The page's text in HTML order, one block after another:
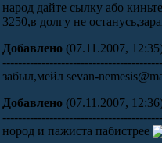
народ дайте сылку або
3250,в долгу не
Добавлено (07.11.2007,
забыл,мейл sevan-
Добавлено (07.11.2007,
нород и пажиста пабистрее